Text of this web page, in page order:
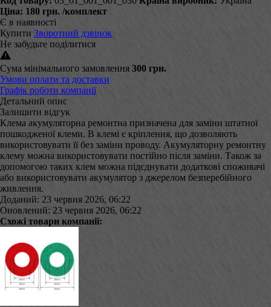
Ціна: 180 грн. /комплект
Є в наявності
Купити Зворотний дзвінок
Не забудьте поділитися
Сума мінімального замовлення 300 грн.
Умови оплати та доставки
Графік роботи компанії
Детальний опис
Залишити відгук
Клема акумуляторна ремонтна призначена для заміни штатної
пошкодженої клеми. В клемі є кріплення, що дозволяють
використовувати її без заміни проводу. Акумуляторну ремонтну
клему можна використовувати постійно після заміни. Також за
допомогою таких клем можна підєднувати додаткові споживачі
або використовувати акумулятор з джерелом безперебійного
живлення.
Доданий: 23 червня 2026, 06:22
Оновлений: 23 червня 2026, 06:22
Схожі товари компанії: